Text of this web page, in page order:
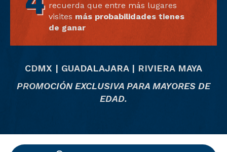
recuerda que entre más lugares
visites más probabilidades tienes
de ganar
CDMX | GUADALAJARA | RIVIERA MAYA
PROMOCIÓN EXCLUSIVA PARA MAYORES DE
EDAD.